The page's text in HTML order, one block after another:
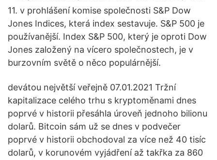
11. v prohlášení komise společnosti S&P Dow
Jones Indices, která index sestavuje. S&P 500 je
používanější. Index S&P 500, který je oproti Dow
Jones založený na vícero společnostech, je v
burzovním světě o něco populárnější.
devátou největší veřejně 07.01.2021 Tržní
kapitalizace celého trhu s kryptoměnami dnes
poprvé v historii přesáhla úroveň jednoho bilionu
dolarů. Bitcoin sám už se dnes v podvečer
poprvé v historii obchodoval za více než 40 tisíc
dolarů, v korunovém vyjádření až takřka za 860